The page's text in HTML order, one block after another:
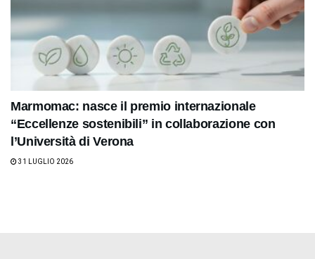
Marmomac: nasce il premio internazionale
“Eccellenze sostenibili” in collaborazione con
l’Università di Verona
31 LUGLIO 2026